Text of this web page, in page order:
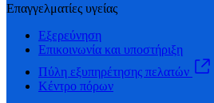
Επαγγελματίες υγείας
Εξερεύνηση
Επικοινωνία και υποστήριξη
Πύλη εξυπηρέτησης πελατών
Κέντρο πόρων